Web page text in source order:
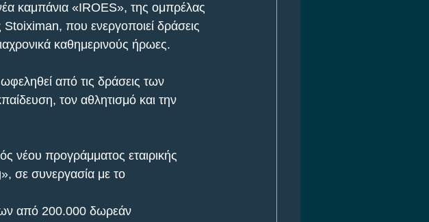
καμπάνια «IROES», της ομπρέλας
που ενεργοποιεί δράσεις
καθημερινούς ήρωες.
από τις δράσεις των
τον αθλητισμό και την
νέου προγράμματος εταιρικής
σε συνεργασία με το
από 200.000 δωρεάν